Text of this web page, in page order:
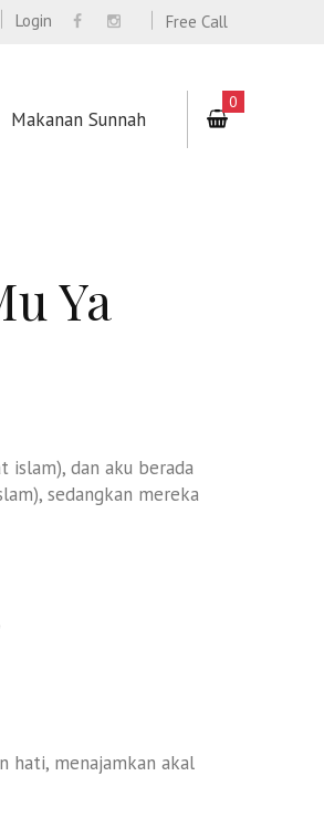
Free Call
Login
Makanan Sunnah
0
Ya
islam), dan aku berada
sedangkan mereka
hati, menajamkan akal